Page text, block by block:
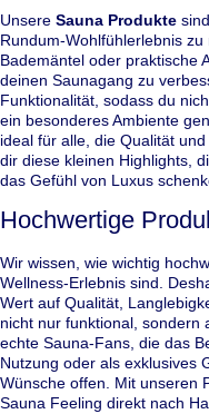
Unsere Sauna Produkte
Rundum-Wohlfühlerlebnis
Bademäntel oder praktische
deinen Saunagang zu
Funktionalität, sodass du
ein besonderes Ambiente
ideal für alle, die Qualität
dir diese kleinen Highlights,
das Gefühl von Luxus
Hochwertige
Wir wissen, wie wichtig
Wellness-Erlebnis sind.
Wert auf Qualität,
nicht nur funktional, sondern
echte Sauna-Fans, die das
Nutzung oder als exklusives
Wünsche offen. Mit unseren
Sauna Feeling direkt nach